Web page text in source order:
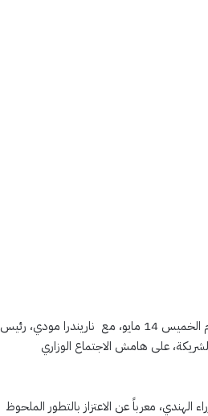
التقى الدكتور بدر عبد العاطي، وزير الخارجية والتعاون الدولي والمصريين بالخارج، يوم الخميس 14 مايو، مع ناريندرا مودي، رئيس
على هامش الاجتماع الوزاري
الهندي، معرباً عن الاعتزاز بالتطور الملحوظ